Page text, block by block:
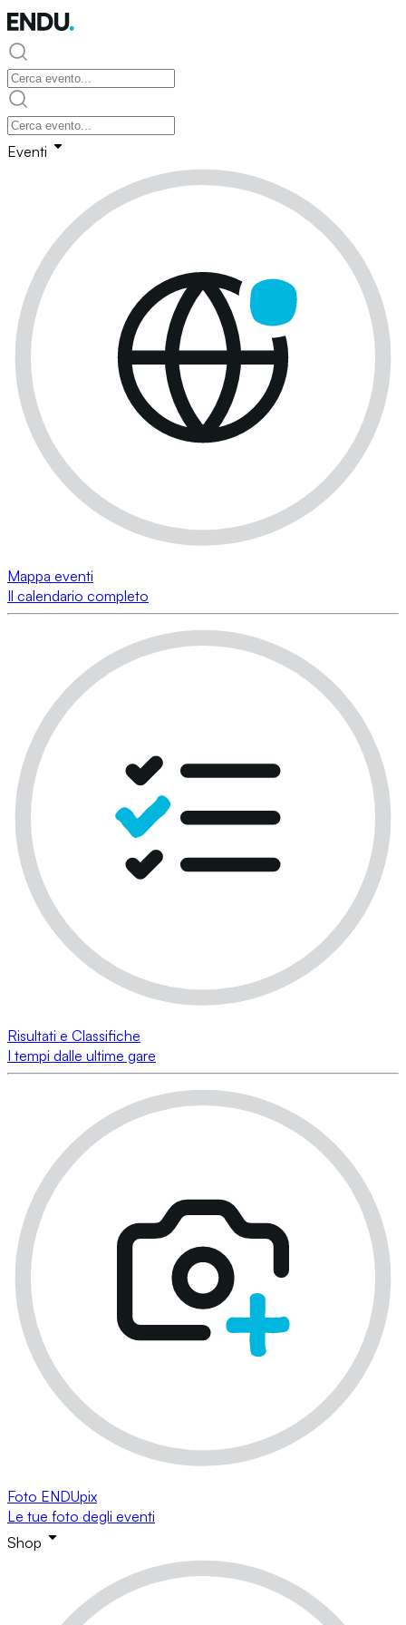
Eventi
Mappa eventi
Il calendario completo
Risultati e Classifiche
I tempi dalle ultime gare
Foto ENDUpix
Le tue foto degli eventi
Shop